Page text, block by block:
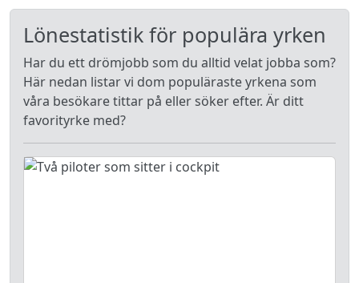
Lönestatistik för populära yrken
Har du ett drömjobb som du alltid velat jobba som?
Här nedan listar vi dom populäraste yrkena som
våra besökare tittar på eller söker efter. Är ditt
favorityrke med?